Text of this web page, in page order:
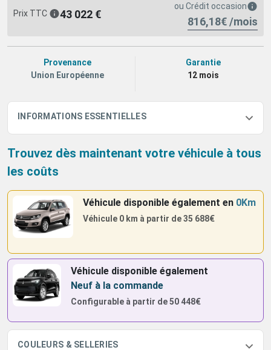
Prix TTC 43 022 €
ou Crédit occasion
816,18€ /mois
Provenance
Union Européenne
Garantie
12 mois
INFORMATIONS ESSENTIELLES
Trouvez dès maintenant votre véhicule à tous
les coûts
Véhicule disponible également en 0Km
Véhicule 0 km à partir de35 688€
Véhicule disponible également
Neuf à la commande
Configurable à partir de50 448€
COULEURS & SELLERIES